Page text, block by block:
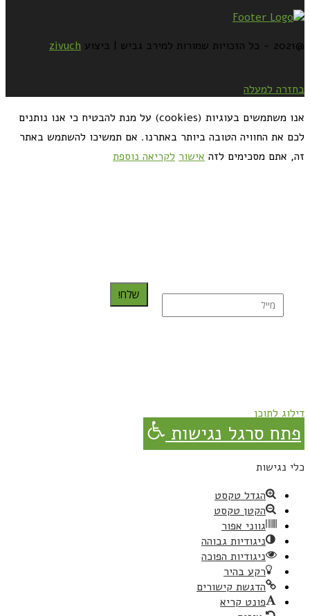
@2021 - כל הזכויות שמורות למירב גביש | ביצוע zivuch
בחזרה למעלה
אנו משתמשים בעוגיות (cookies) על מנת להבטיח כי אנו נותנים
לכם את החוויה הטובה ביותר באתרנו. אם תמשיכו להשתמש באתר
זה, אתם מסכימים לזה אישור לקריאה נוספת
שלח!
דילוג לתוכן
פתח סרגל נגישות
כלי נגישות
הגדל טקסט
הקטן טקסט
גווני אפור
ניגודיות גבוהה
ניגודיות הפוכה
רקע בהיר
הדגשת קישורים
פונט קריא